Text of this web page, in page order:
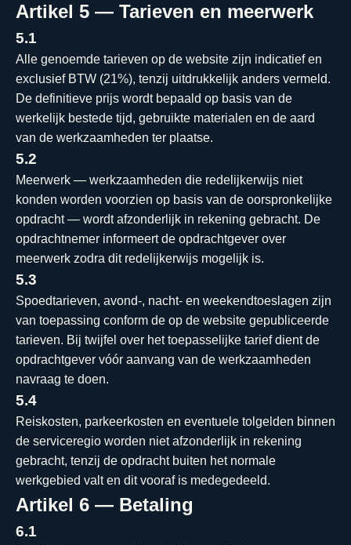
Artikel 5 — Tarieven en meerwerk
5.1
Alle genoemde tarieven op de website zijn indicatief en
exclusief BTW (21%), tenzij uitdrukkelijk anders vermeld.
De definitieve prijs wordt bepaald op basis van de
werkelijk bestede tijd, gebruikte materialen en de aard
van de werkzaamheden ter plaatse.
5.2
Meerwerk — werkzaamheden die redelijkerwijs niet
konden worden voorzien op basis van de oorspronkelijke
opdracht — wordt afzonderlijk in rekening gebracht. De
opdrachtnemer informeert de opdrachtgever over
meerwerk zodra dit redelijkerwijs mogelijk is.
5.3
Spoedtarieven, avond-, nacht- en weekendtoeslagen zijn
van toepassing conform de op de website gepubliceerde
tarieven. Bij twijfel over het toepasselijke tarief dient de
opdrachtgever vóór aanvang van de werkzaamheden
navraag te doen.
5.4
Reiskosten, parkeerkosten en eventuele tolgelden binnen
de serviceregio worden niet afzonderlijk in rekening
gebracht, tenzij de opdracht buiten het normale
werkgebied valt en dit vooraf is medegedeeld.
Artikel 6 — Betaling
6.1